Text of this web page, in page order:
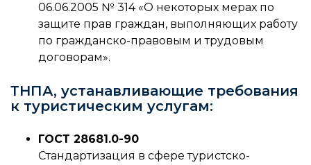
06.06.2005 № 314 «О некоторых мерах по
защите прав граждан, выполняющих работу
по гражданско-правовым и трудовым
договорам».
ТНПА, устанавливающие требования
к туристическим услугам:
ГОСТ 28681.0-90
Стандартизация в сфере туристско-